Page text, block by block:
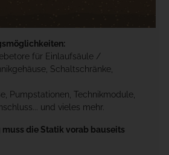
für Einlaufsäule /
Schaltschränke,
Pumpstationen, Technikmodule,
und vieles mehr.
muss die Statik vorab bauseits